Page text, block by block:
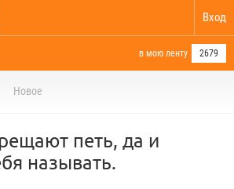
Вход
в мою ленту 2679
Новое
петь, да и
называть.